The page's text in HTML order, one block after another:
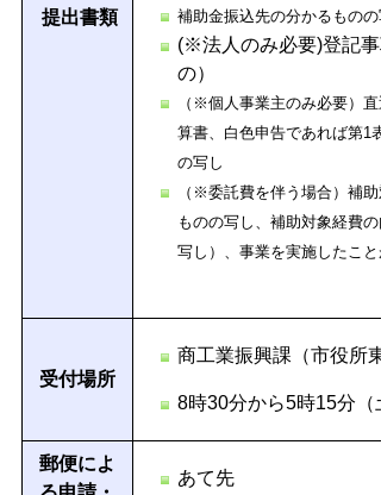
提出書類
補助金振込先の分かるものの
(※法人のみ必要)登記
の）
（※個人事業主のみ必要）
算書、白色申告であれば第1
の写し
（※委託費を伴う場合） 補
ものの写し、補助対象経費
写し）、事業を実施したこ
受付場所
商工業振興課（市役所
8時30分から5時15分
郵便によ
あて先